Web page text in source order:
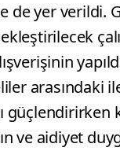
de yer verildi.
arasındaki
güçlendirirken
ve aidiyet